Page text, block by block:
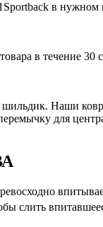
в
в течение 30
Наши
для
слить